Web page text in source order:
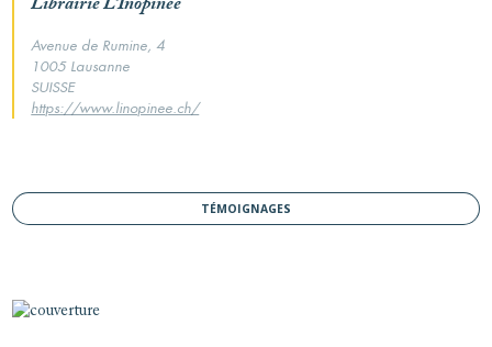
Librairie L’Inopinée
Avenue de Rumine, 4
1005 Lausanne
SUISSE
https://www.linopinee.ch/
TÉMOIGNAGES